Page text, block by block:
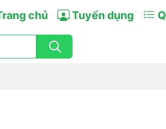
chủ Tuyển dụng